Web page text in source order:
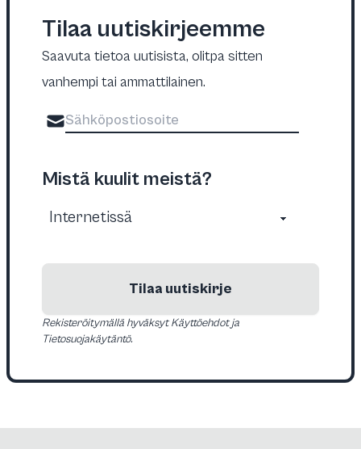
Tilaa uutiskirjeemme
Saavuta tietoa uutisista, olitpa sitten
vanhempi tai ammattilainen.
Mistä kuulit meistä?
Tilaa uutiskirje
Rekisteröitymällä hyväksyt Käyttöehdot ja
Tietosuojakäytäntö.